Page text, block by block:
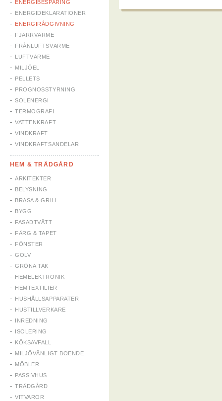
ENERGIBESPARING
ENERGIDEKLARATIONER
ENERGIRÅDGIVNING
FJÄRRVÄRME
FRÅNLUFTSVÄRME
LUFTVÄRME
MILJÖEL
PELLETS
PROGNOSSTYRNING
SOLENERGI
TERMOGRAFI
VATTENKRAFT
VINDKRAFT
VINDKRAFTSANDELAR
HEM & TRÄDGÅRD
ARKITEKTER
BELYSNING
BRASA & GRILL
BYGG
FASADTVÄTT
FÄRG & TAPET
FÖNSTER
GOLV
GRÖNA TAK
HEMELEKTRONIK
HEMTEXTILIER
HUSHÅLLSAPPARATER
HUSTILLVERKARE
INREDNING
ISOLERING
KÖKSAVFALL
MILJÖVÄNLIGT BOENDE
MÖBLER
PASSIVHUS
TRÄDGÅRD
VITVAROR